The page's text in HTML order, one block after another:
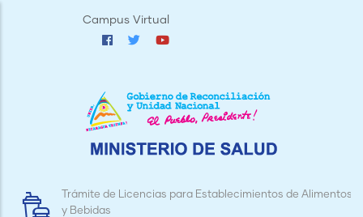
Campus Virtual
Trámite de Licencias para Establecimientos de Alimentos
y Bebidas